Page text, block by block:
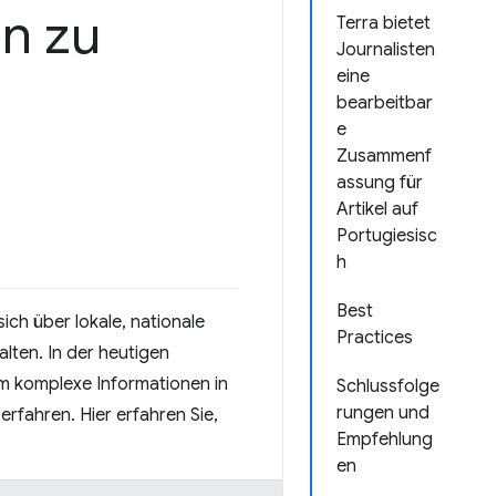
Terra bietet
Journalisten
eine
bearbeitbar
e
Zusammenf
assung für
Artikel auf
Portugiesisc
h
Best
Practices
Schlussfolge
rungen und
Empfehlung
en
zu
über lokale, nationale
In der heutigen
komplexe Informationen in
Hier erfahren Sie,